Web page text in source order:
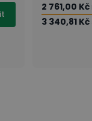
2 761,00 Kč
3 340,81 Kč